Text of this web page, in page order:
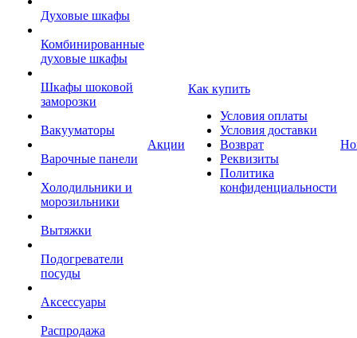
Духовые шкафы
Комбинированные
духовые шкафы
Шкафы шоковой
заморозки
Вакууматоры
Варочные панели
Холодильники и
морозильники
Вытяжки
Подогреватели
посуды
Аксессуары
Распродажа
Акции
Как купить
Условия оплаты
Условия доставки
Возврат
Реквизиты
Политика
конфиденциальности